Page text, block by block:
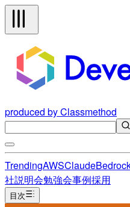
produced by Classmethod
TrendingAWSClaude
社説明会勉強会事例採用
目次